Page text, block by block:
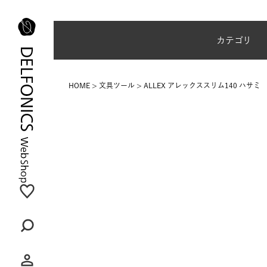
カテゴリ
HOME 文具ツール ALLEX アレックススリム140 ハサミ